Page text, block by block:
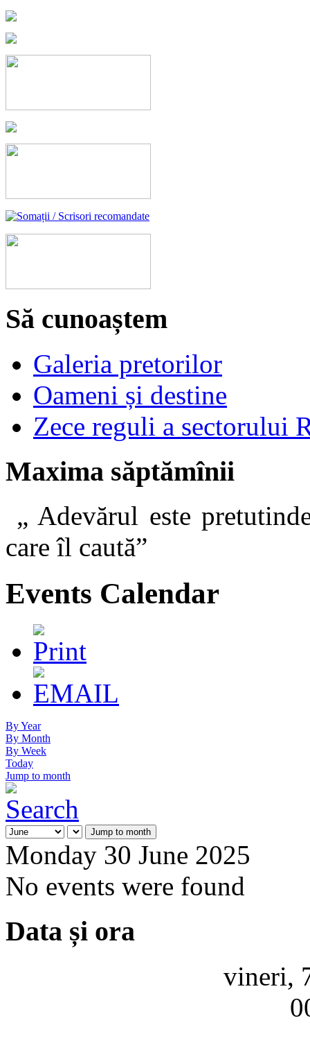
Să cunoaștem
Galeria pretorilor
Oameni și destine
Zece reguli a sectorului
Maxima săptămînii
„ Adevărul este
care îl
Events Calendar
By Year
By Month
By Week
Today
Jump to month
Jump to month
Monday 30 June 2025
No events were found
Data și ora
vineri,